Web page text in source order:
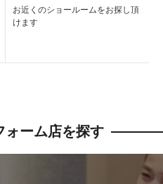
お近くのショールームをお探し頂
けます
ォーム店を探す